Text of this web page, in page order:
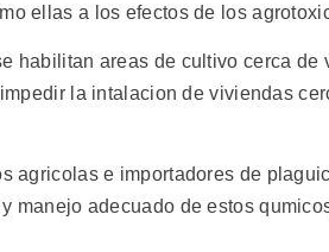
ellas a los efectos de los
habilitan areas de cultivo cerca de
la intalacion de viviendas
agricolas e importadores de
manejo adecuado de estos